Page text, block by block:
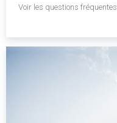
Voir les questions fréquentes.